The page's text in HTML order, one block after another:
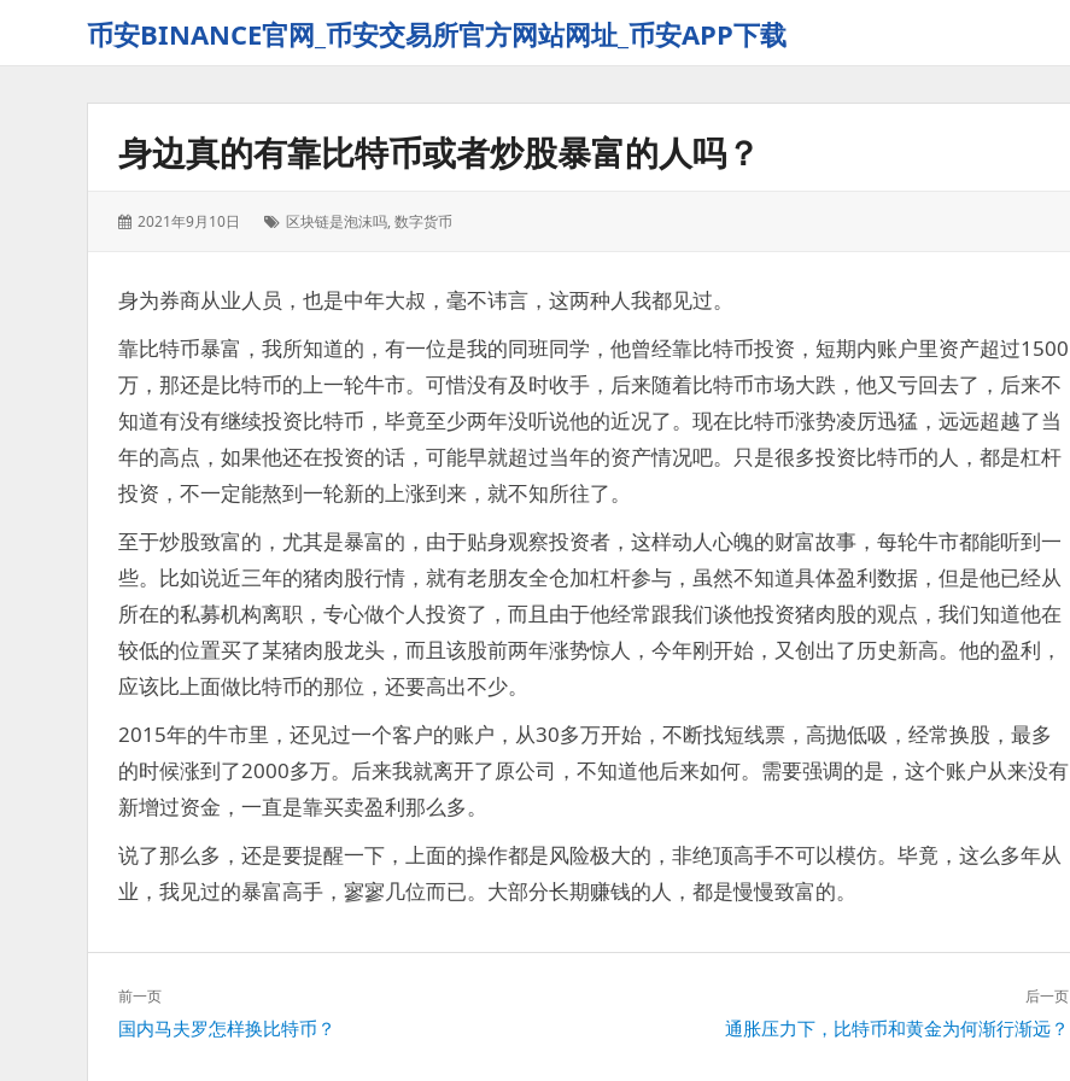
币安BINANCE官网_币安交易所官方网站网址_币安APP下载
身边真的有靠比特币或者炒股暴富的人吗？
发
2021年9月10日
标
区块链是泡沫吗,数字货币
身为券商从业人员，也是中年大叔，毫不讳言，这两种人我都见过。
靠比特币暴富，我所知道的，有一位是我的同班同学，他曾经靠比特币投资，短期内账户里资产超过1500
万，那还是比特币的上一轮牛市。可惜没有及时收手，后来随着比特币市场大跌，他又亏回去了，后来不
知道有没有继续投资比特币，毕竟至少两年没听说他的近况了。现在比特币涨势凌厉迅猛，远远超越了当
年的高点，如果他还在投资的话，可能早就超过当年的资产情况吧。只是很多投资比特币的人，都是杠杆
投资，不一定能熬到一轮新的上涨到来，就不知所往了。
至于炒股致富的，尤其是暴富的，由于贴身观察投资者，这样动人心魄的财富故事，每轮牛市都能听到一
些。比如说近三年的猪肉股行情，就有老朋友全仓加杠杆参与，虽然不知道具体盈利数据，但是他已经从
所在的私募机构离职，专心做个人投资了，而且由于他经常跟我们谈他投资猪肉股的观点，我们知道他在
较低的位置买了某猪肉股龙头，而且该股前两年涨势惊人，今年刚开始，又创出了历史新高。他的盈利，
应该比上面做比特币的那位，还要高出不少。
2015年的牛市里，还见过一个客户的账户，从30多万开始，不断找短线票，高抛低吸，经常换股，最多
的时候涨到了2000多万。后来我就离开了原公司，不知道他后来如何。需要强调的是，这个账户从来没有
新增过资金，一直是靠买卖盈利那么多。
说了那么多，还是要提醒一下，上面的操作都是风险极大的，非绝顶高手不可以模仿。毕竟，这么多年从
业，我见过的暴富高手，寥寥几位而已。大部分长期赚钱的人，都是慢慢致富的。
文
章
导
前一页
上
国内马夫罗怎样换比特币？
后一页
通胀压力下，比特币和黄金为何渐行渐远？